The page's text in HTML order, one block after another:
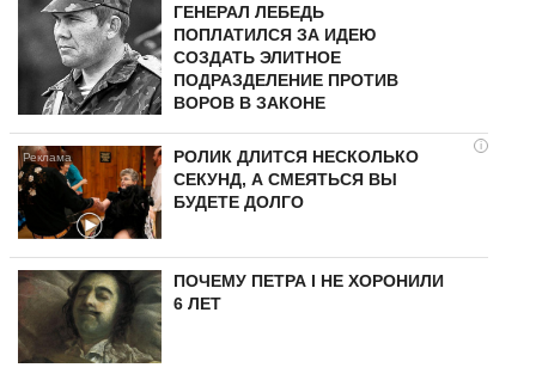
ГЕНЕРАЛ ЛЕБЕДЬ
ПОПЛАТИЛСЯ ЗА ИДЕЮ
СОЗДАТЬ ЭЛИТНОЕ
ПОДРАЗДЕЛЕНИЕ ПРОТИВ
ВОРОВ В ЗАКОНЕ
i
РОЛИК ДЛИТСЯ НЕСКОЛЬКО
СЕКУНД, А СМЕЯТЬСЯ ВЫ
БУДЕТЕ ДОЛГО
ПОЧЕМУ ПЕТРА I НЕ ХОРОНИЛИ
6 ЛЕТ